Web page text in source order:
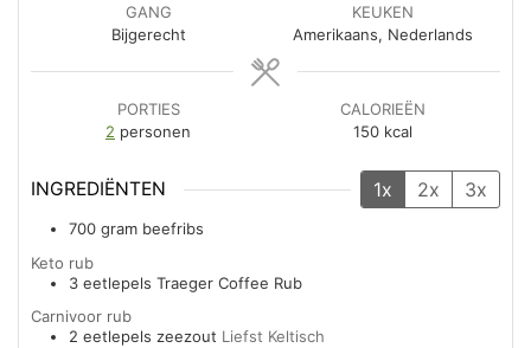
GANG
Bijgerecht
KEUKEN
Amerikaans, Nederlands
PORTIES
2 personen
CALORIEËN
150 kcal
INGREDIËNTEN 1x 2x 3x
700 gram beefribs
Keto rub
3 eetlepels Traeger Coffee Rub
Carnivoor rub
2 eetlepels zeezout Liefst Keltisch